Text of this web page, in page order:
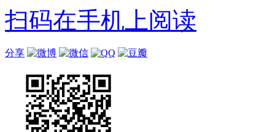
扫码在手机上阅读
分享